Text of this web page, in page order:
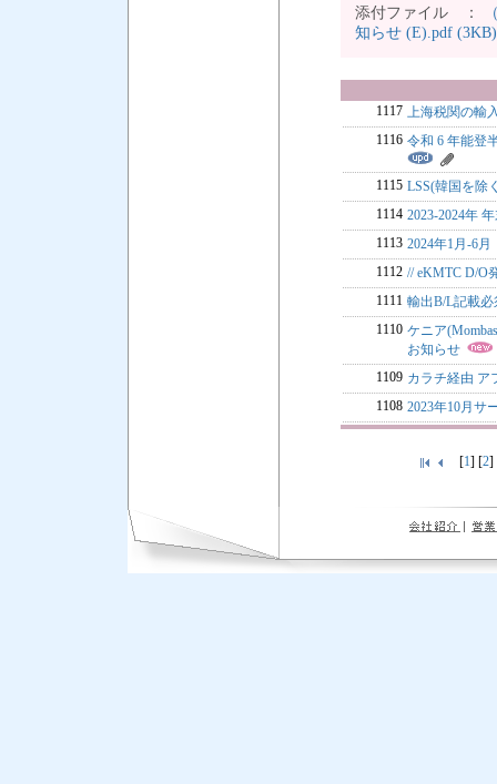
添付ファイル ：
知らせ (E).pdf (3KB)
1117 上海税関の輸
1116 令和 6 年能登
1115 LSS(韓国を除
1114 2023-2024年
1113 2024年1月-6
1112 // eKMTC D/O
1111 輸出B/L記載
1110 ケニア
お知らせ
1109 カラチ経由 ア
1108 2023年10月サ
[1] [2]